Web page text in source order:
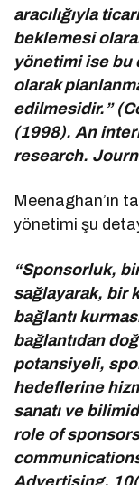
aracılığıyla
beklemesi
yönetimi ise bu
olarak
edilmesidir.”
(1998). An
research.
Meenaghan’ın
yönetimi şu
“Sponsorluk,
sağlayarak, bir
bağlantı
bağlantıdan
potansiyeli,
hedeflerine
sanatı ve
role of
Advertising,